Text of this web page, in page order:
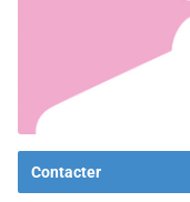
Contacter